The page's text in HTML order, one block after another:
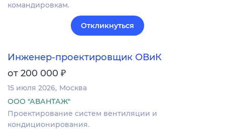
командировкам.
Откликнуться
Инженер-проектировщик ОВиК
от 200 000 ₽
15 июля 2026 Москва
ООО "АВАНТАЖ"
Проектирование систем вентиляции и
кондиционирования.